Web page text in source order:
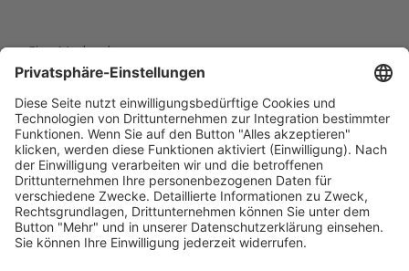
Eine Marke der
Wolfsburg Wirtschaft und Marketing GmbH
Porschestraße 26
38440 Wolfsburg
+49 5361 89994-0
info@wmg-wolfsburg.de